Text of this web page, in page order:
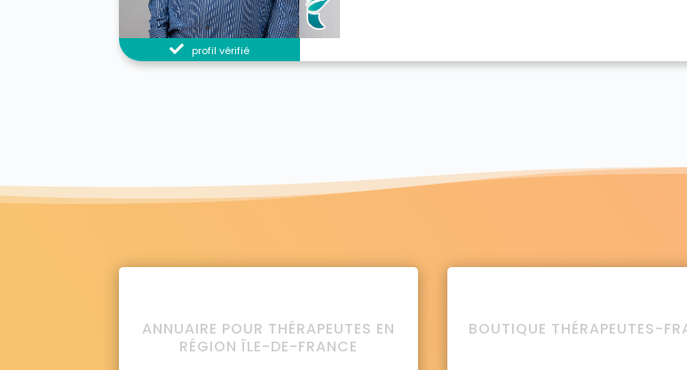
profil vérifié
ANNUAIRE POUR THÉRAPEUTES EN
RÉGION ÎLE-DE-FRANCE
BOUTIQUE THÉRAPEUTES-